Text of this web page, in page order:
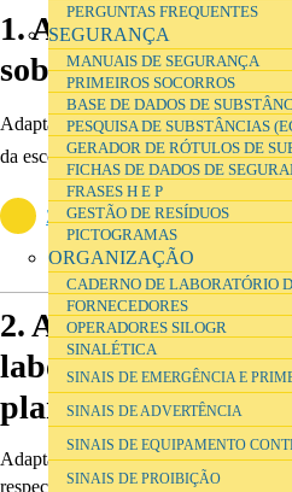
PERGUNTAS FREQUENTES
SEGURANÇA
MANUAIS DE SEGURANÇA
PRIMEIROS SOCORROS
BASE DE DADOS DE
PESQUISA DE SUBSTÂNCIAS
GERADOR DE RÓTULOS DE
FICHAS DE DADOS DE
FRASES H E P
GESTÃO DE RESÍDUOS
PICTOGRAMAS
ORGANIZAÇÃO
CADERNO DE LABORATÓRIO
FORNECEDORES
OPERADORES SILOGR
SINALÉTICA
SINAIS DE EMERGÊNCIA E
SINAIS DE ADVERTÊNCIA
SINAIS DE EQUIPAMENTO
SINAIS DE PROIBIÇÃO
1. Adaptar o
sobre zonas
Adaptar o documento modelo sobre
da escola.
Zonas funcionais 22.18 kb
2. Adaptar a
laboratórios às
planeadas no
Adaptar a organização dos
respectivo mobiliário, material e